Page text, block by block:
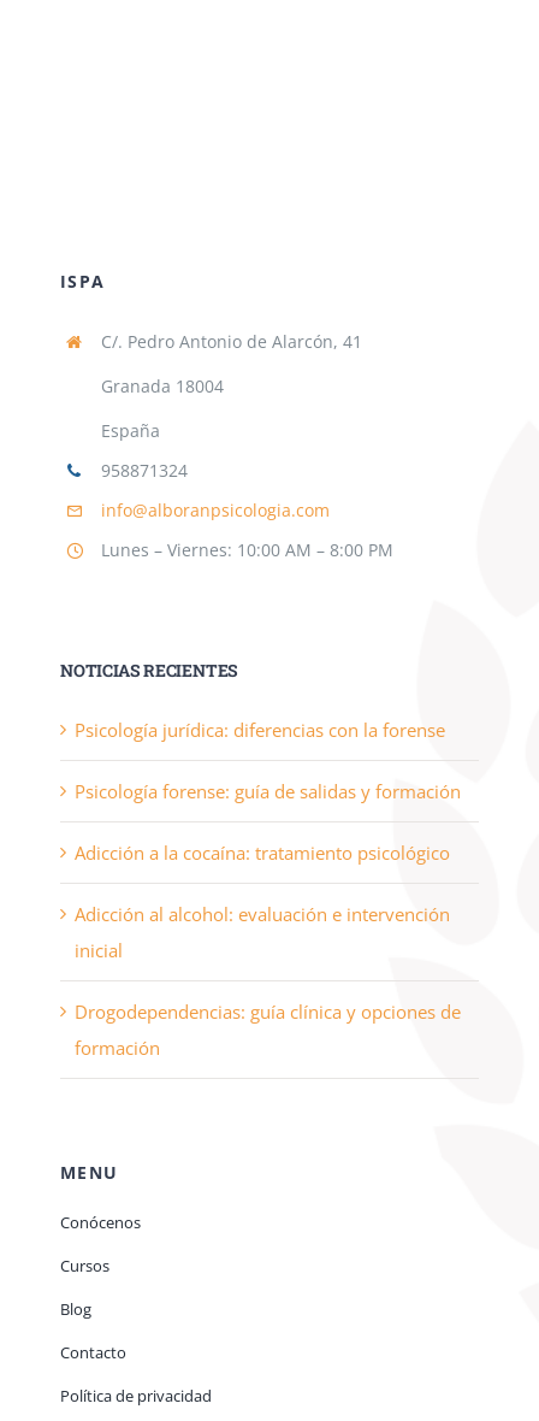
ISPA
C/. Pedro Antonio de Alarcón, 41
Granada 18004
España
958871324
info@alboranpsicologia.com
Lunes – Viernes: 10:00 AM – 8:00 PM
NOTICIAS RECIENTES
Psicología jurídica: diferencias con la forense
Psicología forense: guía de salidas y formación
Adicción a la cocaína: tratamiento psicológico
Adicción al alcohol: evaluación e intervención
inicial
Drogodependencias: guía clínica y opciones de
formación
MENU
Conócenos
Cursos
Blog
Contacto
Política de privacidad